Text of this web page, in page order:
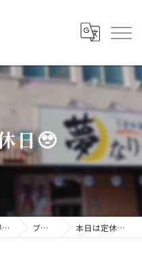
日🥹
大分県高城の居酒屋ならうまか家 夢なりち ブログ 本日は定休日🥹